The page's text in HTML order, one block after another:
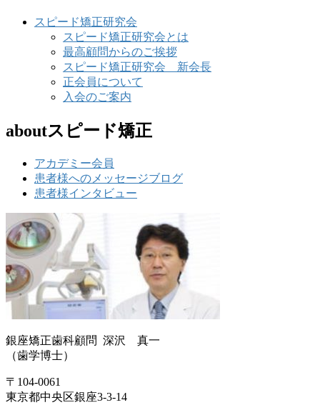
スピード矯正研究会
スピード矯正研究会とは
最高顧問からのご挨拶
スピード矯正研究会 新会長
正会員について
入会のご案内
aboutスピード矯正
アカデミー会員
患者様へのメッセージブログ
患者様インタビュー
銀座矯正歯科顧問 深沢 真一
（歯学博士）
〒104-0061
東京都中央区銀座3-3-14